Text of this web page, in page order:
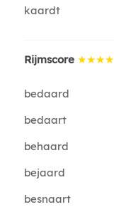
kaardt
Rijmscore ★★★★
bedaard
bedaart
behaard
bejaard
besnaart